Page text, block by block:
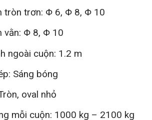
tròn trơn: Φ 6, Φ 8, Φ 10
vằn: Φ 8, Φ 10
ngoài cuộn: 1.2 m
Sáng bóng
oval nhỏ
mỗi cuộn: 1000 kg – 2100 kg